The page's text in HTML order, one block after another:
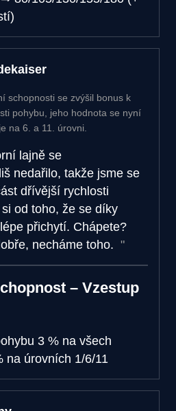
schopnosti se zvýšil bonus k
pohybu, jeho hodnota se nyní
na 6. a 11. úrovni.
lajně se
nedařilo, takže jsme se
dřívější rychlosti
od toho, že se díky
přichytí. Chápete?
necháme toho.
– Vzestup
3 % na všech
na úrovních 1/6/11